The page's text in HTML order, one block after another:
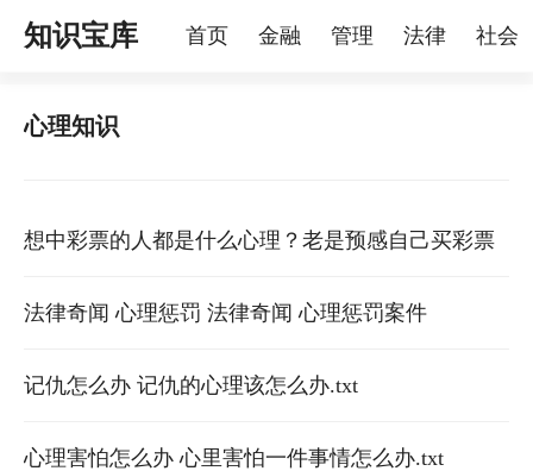
知识宝库 首页 金融 管理 法律 社会
心理知识
想中彩票的人都是什么心理？老是预感自己买彩票
能中奖是咋回事 总觉得自己会中彩票是什么心理
法律奇闻 心理惩罚 法律奇闻 心理惩罚案件
记仇怎么办 记仇的心理该怎么办.txt
心理害怕怎么办 心里害怕一件事情怎么办.txt